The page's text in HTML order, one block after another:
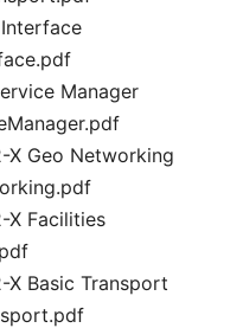
Manager
X Geo Networking
X Facilities
Basic Transport